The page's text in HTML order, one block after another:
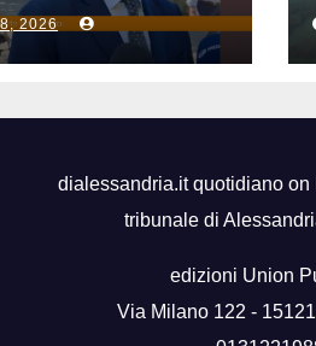
a voltare le
2026
dialessandria.it quotidiano on
tribunale di
edizioni Union
Via Milano 122 -